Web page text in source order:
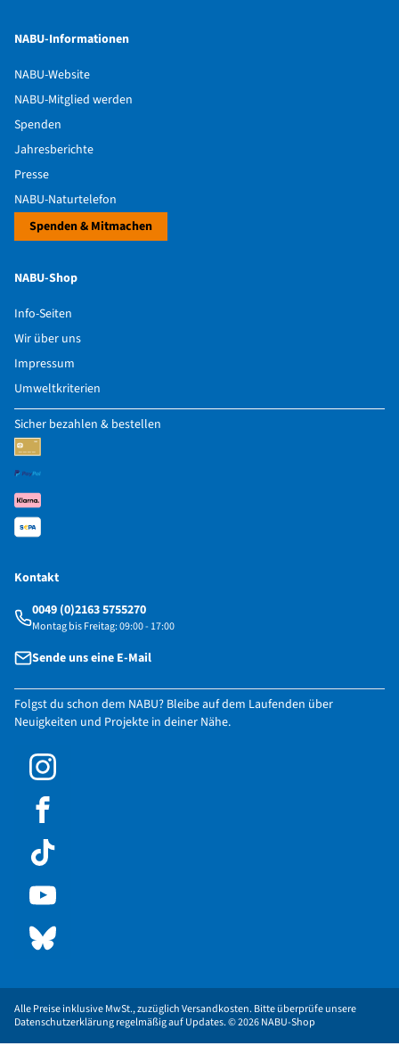
NABU-Informationen
NABU-Website
NABU-Mitglied werden
Spenden
Jahresberichte
Presse
NABU-Naturtelefon
Spenden & Mitmachen
NABU-Shop
Info-Seiten
Wir über uns
Impressum
Umweltkriterien
Sicher bezahlen & bestellen
Kontakt
0049 (0)2163 5755270
Montag bis Freitag: 09:00 - 17:00
Sende uns eine E-Mail
Folgst du schon dem NABU? Bleibe auf dem Laufenden über
Neuigkeiten und Projekte in deiner Nähe.
Alle Preise inklusive MwSt., zuzüglich Versandkosten. Bitte überprüfe unsere
Datenschutzerklärung regelmäßig auf Updates. © 2026 NABU-Shop